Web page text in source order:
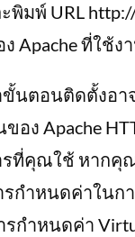
พิมพ์ URL
Apache ที่ใช้ง
นตอนติดตั้งอา
ง Apache
ที่คุณใช้ หากคุ
รกำหนดค่าในก
รกำหนดค่า